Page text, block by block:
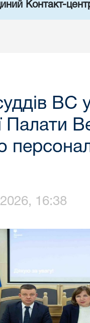
Контакт-
ВС
Палати
16:38